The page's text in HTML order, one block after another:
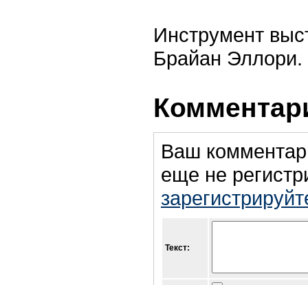
Инструмент
Брайан Эллори.
Ваш
еще не
Текст: